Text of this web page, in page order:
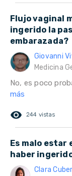
Flujo vaginal
ingerido la
embarazada?
Giovanni
Medicina
No, es poco
más
remove_red_eye 244 vistas
Es malo estar
haber
Clara